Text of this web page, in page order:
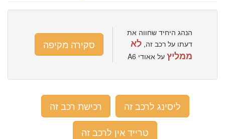
הנהג היחיד שחווה את
דעתו על רכב זה, לא
ממליץ על אאודי A6
סקירה מקיפה
ליסינג לרכב זה
רכישת רכב זה
טרייד אין לרכב זה